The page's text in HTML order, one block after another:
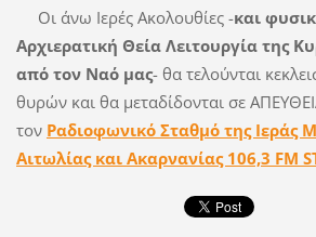
Οι άνω Ιερές Ακολουθίες -και
Αρχιερατική Θεία Λειτουργία της
από τον Ναό μας- θα τελούνται
θυρών και θα μεταδίδονται σε
τον Ραδιοφωνικό Σταθμό της Ιεράς
Αιτωλίας και Ακαρνανίας 106,3 FM